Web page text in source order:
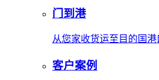
门到港
从您家收货运至目的国
客户案例